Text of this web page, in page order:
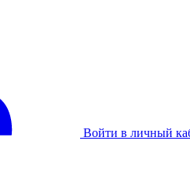
Войти в личный